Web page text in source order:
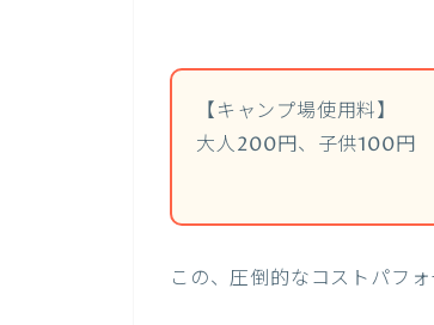
【キャンプ場使用料】
大人200円、子供100円
この、圧倒的なコストパフ